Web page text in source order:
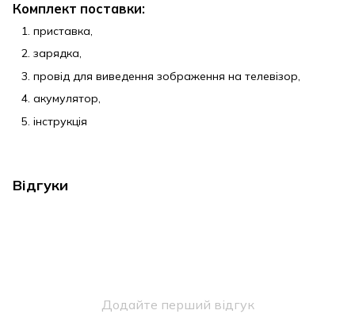
Комплект поставки:
приставка,
зарядка,
провід для виведення зображення на телевізор,
акумулятор,
інструкція
Відгуки
Додайте перший відгук